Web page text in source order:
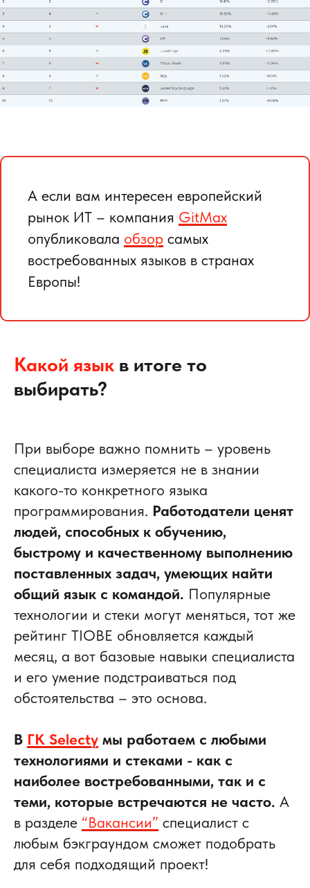
А если вам интересен европейский
рынок ИТ – компания GitMax
опубликовала обзор самых
востребованных языков в странах
Европы!
Какой язык в итоге то
выбирать?
При выборе важно помнить – уровень
специалиста измеряется не в знании
какого-то конкретного языка
программирования. Работодатели ценят
людей, способных к обучению,
быстрому и качественному выполнению
поставленных задач, умеющих найти
общий язык с командой. Популярные
технологии и стеки могут меняться, тот же
рейтинг TIOBE обновляется каждый
месяц, а вот базовые навыки специалиста
и его умение подстраиваться под
обстоятельства – это основа.
В ГК Selecty мы работаем с любыми
технологиями и стеками - как с
наиболее востребованными, так и с
теми, которые встречаются не часто. А
в разделе “Вакансии” специалист с
любым бэкграундом сможет подобрать
для себя подходящий проект!